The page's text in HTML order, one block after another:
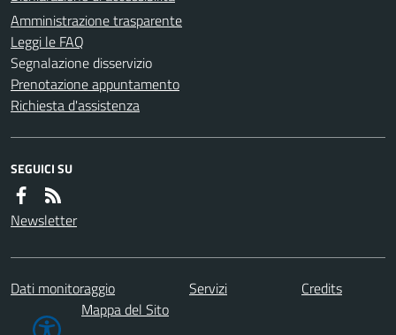
Amministrazione trasparente
Leggi le FAQ
Segnalazione disservizio
Prenotazione appuntamento
Richiesta d'assistenza
SEGUICI SU
Newsletter
Dati monitoraggio Servizi
Credits
Mappa del Sito